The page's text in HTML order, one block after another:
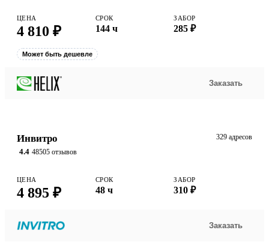
ЦЕНА
4 810 ₽
СРОК
144 ч
ЗАБОР
285 ₽
Может быть дешевле
Заказать
Инвитро
4.4 48505 отзывов
329 адресов
ЦЕНА
4 895 ₽
СРОК
48 ч
ЗАБОР
310 ₽
Заказать